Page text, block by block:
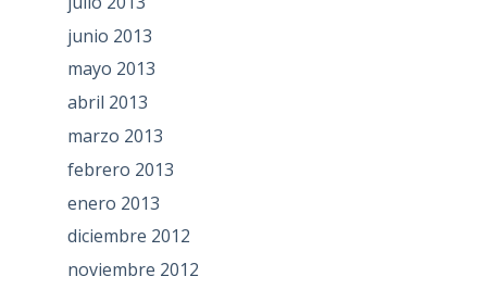
junio 2013
mayo 2013
abril 2013
marzo 2013
febrero 2013
enero 2013
diciembre 2012
noviembre 2012